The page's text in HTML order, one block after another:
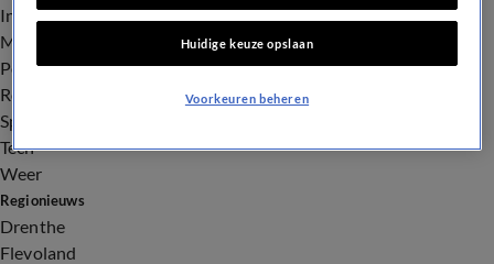
Infrastructuur
Milieu en Gezondheid
Politiek
Royalty
Sport
Tech
Weer
Regionieuws
Drenthe
Flevoland
Huidige keuze opslaan
Voorkeuren beheren